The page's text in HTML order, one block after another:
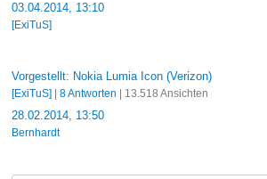
03.04.2014, 13:10
[ExiTuS]
Vorgestellt: Nokia Lumia Icon (Verizon)
[ExiTuS] 8 Antworten | 13.518 Ansichten
28.02.2014, 13:50
Bernhardt